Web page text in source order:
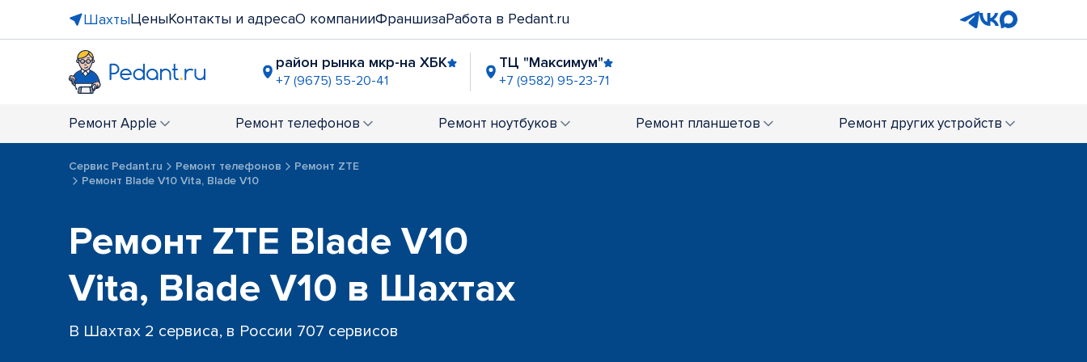
ШахтыЦеныКонтакты и адресаО компанииФраншизаРабота в Pedant.ru
район рынка мкр-на ХБК
+7 (9675) 55-20-41
ТЦ "Максимум"
+7 (9582) 95-23-71
Ремонт Apple Ремонт телефонов Ремонт ноутбуков Ремонт планшетов Ремонт других устройств
Сервис Pedant.ru Ремонт телефонов
Ремонт ZTE
Ремонт Blade V10 Vita, Blade V10
Ремонт ZTE Blade V10
Vita, Blade V10 в Шахтах
В Шахтах 2 сервиса, в России 707 сервисов